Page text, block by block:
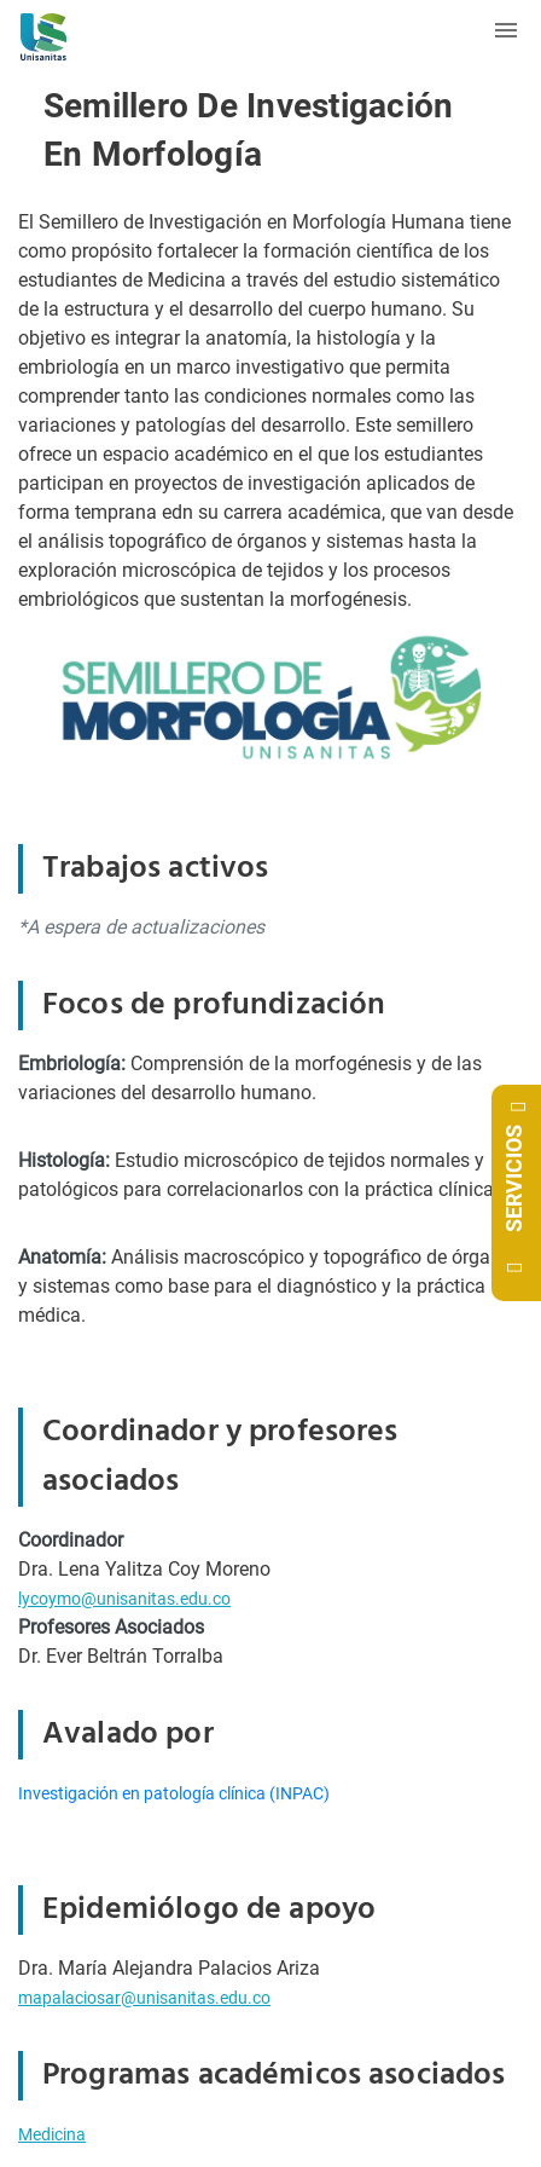
Semillero De Investigación
En Morfología
El Semillero de Investigación en Morfología Humana tiene
como propósito fortalecer la formación científica de los
estudiantes de Medicina a través del estudio sistemático
de la estructura y el desarrollo del cuerpo humano. Su
objetivo es integrar la anatomía, la histología y la
embriología en un marco investigativo que permita
comprender tanto las condiciones normales como las
variaciones y patologías del desarrollo. Este semillero
ofrece un espacio académico en el que los estudiantes
participan en proyectos de investigación aplicados de
forma temprana edn su carrera académica, que van desde
el análisis topográfico de órganos y sistemas hasta la
exploración microscópica de tejidos y los procesos
embriológicos que sustentan la morfogénesis.
Trabajos activos
*A espera de actualizaciones
Focos de profundización
Embriología: Comprensión de la morfogénesis y de las
variaciones del desarrollo humano.
Histología: Estudio microscópico de tejidos normales y
patológicos para correlacionarlos con la práctica clínica.
Anatomía: Análisis macroscópico y topográfico de órganos
y sistemas como base para el diagnóstico y la práctica
médica.
Coordinador y profesores
asociados
Coordinador
Dra. Lena Yalitza Coy Moreno
lycoymo@unisanitas.edu.co
Profesores Asociados
Dr. Ever Beltrán Torralba
Avalado por
Investigación en patología clínica (INPAC)
Epidemiólogo de apoyo
Dra. María Alejandra Palacios Ariza
mapalaciosar@unisanitas.edu.co
Programas académicos asociados
Medicina
SERVICIOS